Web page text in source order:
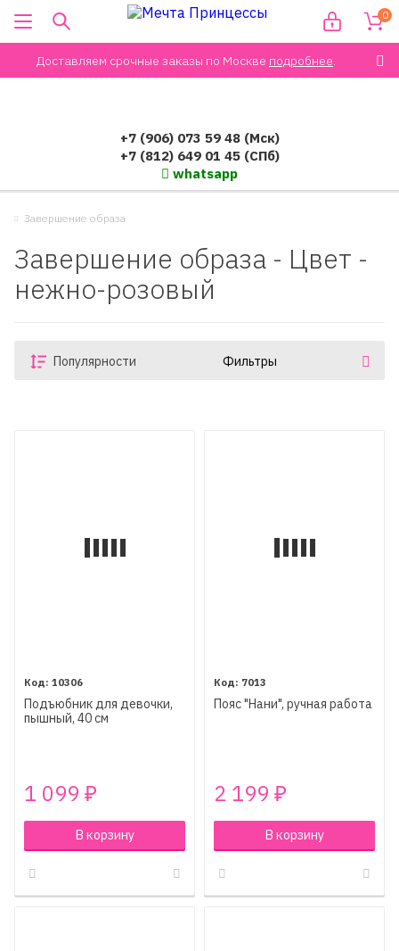
Доставляем срочные заказы по Москве подробнее.
0
+7 (906) 073 59 48 (Мск)
+7 (812) 649 01 45 (СПб)
whatsapp
Завершение образа
Завершение образа - Цвет -
нежно-розовый
Популярности Фильтры
10306
Подъюбник для девочки,
пышный, 40 см
1 099 ₽
В корзину
7013
Пояс "Нани", ручная работа
2 199 ₽
В корзину